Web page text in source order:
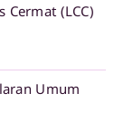
Cermat (LCC)
Umum